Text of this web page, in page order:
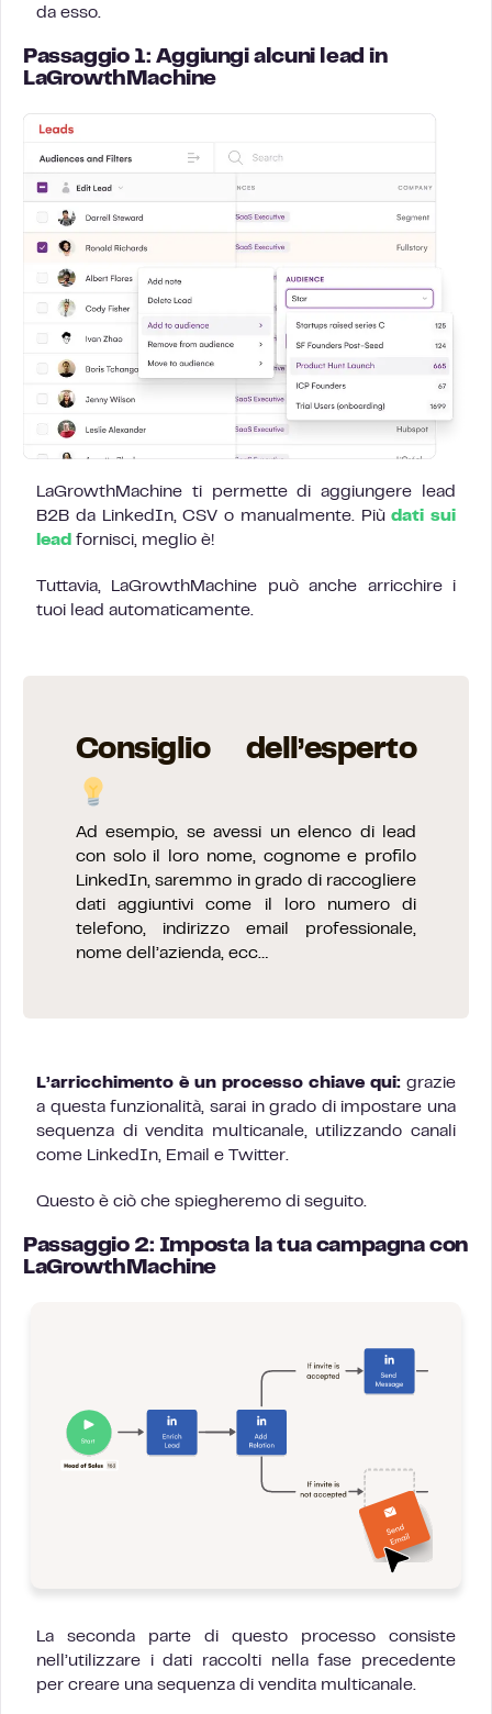
da esso.
Passaggio 1: Aggiungi alcuni lead in
LaGrowthMachine
LaGrowthMachine ti permette di aggiungere lead
B2B da LinkedIn, CSV o manualmente. Piùdati sui
lead fornisci, meglio è!
Tuttavia, LaGrowthMachine può anche arricchire i
tuoi lead automaticamente.
Consiglio dell’esperto
Ad esempio, se avessi un elenco di lead
con solo il loro nome, cognome e profilo
LinkedIn, saremmo in grado di raccogliere
dati aggiuntivi come il loro numero di
telefono, indirizzo email professionale,
nome dell’azienda, ecc…
L’arricchimento è un processo chiave qui: grazie
a questa funzionalità, sarai in grado di impostare una
sequenza di vendita multicanale, utilizzando canali
come LinkedIn, Email e Twitter.
Questo è ciò che spiegheremo di seguito.
Passaggio 2: Imposta la tua campagna con
LaGrowthMachine
La seconda parte di questo processo consiste
nell’utilizzare i dati raccolti nella fase precedente
per creare una sequenza di vendita multicanale.